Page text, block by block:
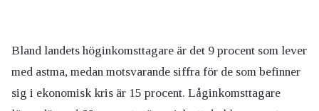
Bland landets höginkomsttagare är det 9 procent som lever
med astma, medan motsvarande siffra för de som befinner
sig i ekonomisk kris är 15 procent. Låginkomsttagare